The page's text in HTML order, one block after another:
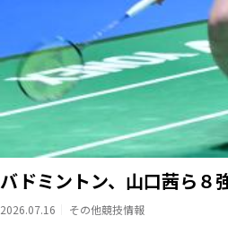
バドミントン、山口茜ら８
2026.07.16 その他競技情報